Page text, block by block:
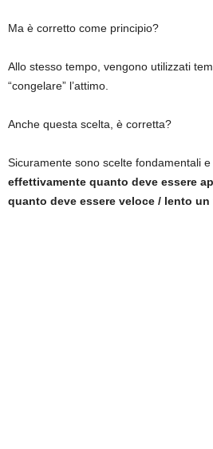
Ma è corretto come principio?
Allo stesso tempo, vengono utilizzati
“congelare” l’attimo.
Anche questa scelta, è corretta?
Sicuramente sono scelte fondamentali e
effettivamente quanto deve essere
quanto deve essere veloce / lento un